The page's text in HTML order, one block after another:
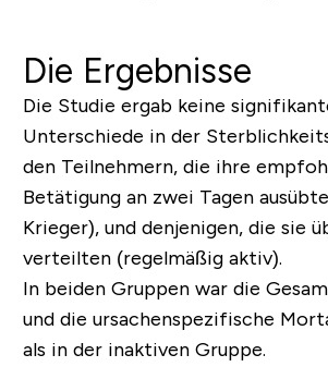
Die Ergebnisse
Die Studie ergab keine
Unterschiede in der
den Teilnehmern, die ihre
Betätigung an zwei Tagen
Krieger), und denjenigen, die sie
verteilten (regelmäßig aktiv).
In beiden Gruppen war die
und die ursachenspezifische
als in der inaktiven Gruppe.